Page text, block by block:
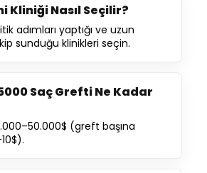
Kliniği Nasıl Seçilir?
adımları yaptığı ve uzun
sunduğu klinikleri seçin.
Saç Grefti Ne Kadar
(greft başına